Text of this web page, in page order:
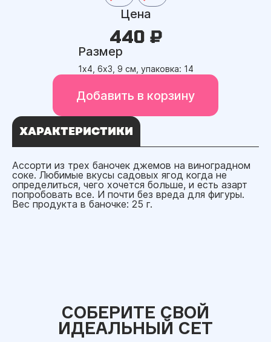
Цена
440 ₽
Размер
1х4, 6х3, 9 см, упаковка: 14
Добавить в корзину
ХАРАКТЕРИСТИКИ
Ассорти из трех баночек джемов на виноградном
соке. Любимые вкусы садовых ягод когда не
определиться, чего хочется больше, и есть азарт
попробовать все. И почти без вреда для фигуры.
Вес продукта в баночке: 25 г.
СОБЕРИТЕ СВОЙ
ИДЕАЛЬНЫЙ СЕТ